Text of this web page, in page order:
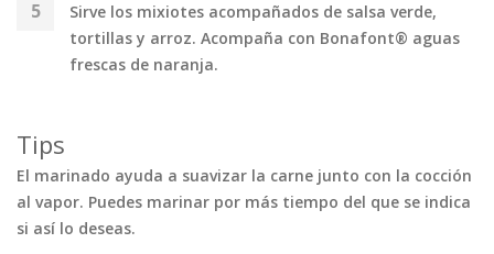
Sirve los mixiotes acompañados de salsa verde,
tortillas y arroz. Acompaña con Bonafont® aguas
frescas de naranja.
Tips
El marinado ayuda a suavizar la carne junto con la cocción
al vapor. Puedes marinar por más tiempo del que se indica
si así lo deseas.